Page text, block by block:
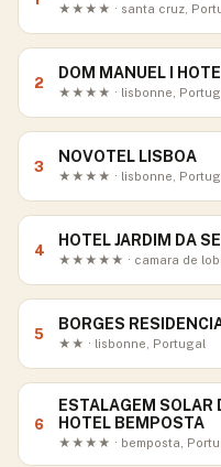
★★★★ · santa cruz,
2
DOM MANUEL I
★★★★ · lisbonne,
3
NOVOTEL LISBOA
★★★★ · lisbonne,
4
HOTEL JARDIM DA
★★★★★ · camara de
5
BORGES
★★ · lisbonne, Portugal
6
ESTALAGEM SOLAR
HOTEL BEMPOSTA
★★★★ · bemposta,